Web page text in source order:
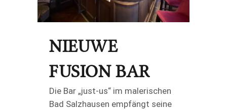
NIEUWE
FUSION BAR
Die Bar „just-us“ im malerischen
Bad Salzhausen empfängt seine